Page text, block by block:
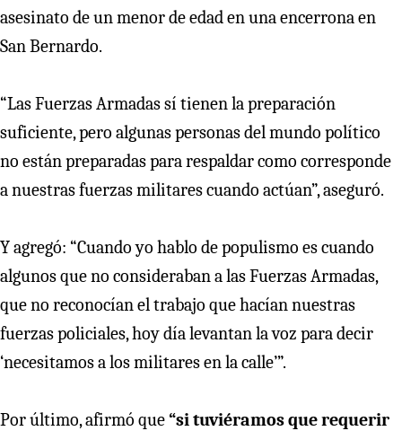
asesinato de un menor de edad en una encerrona en
San Bernardo.
“Las Fuerzas Armadas sí tienen la preparación
suficiente, pero algunas personas del mundo político
no están preparadas para respaldar como corresponde
a nuestras fuerzas militares cuando actúan”, aseguró.
Y agregó: “Cuando yo hablo de populismo es cuando
algunos que no consideraban a las Fuerzas Armadas,
que no reconocían el trabajo que hacían nuestras
fuerzas policiales, hoy día levantan la voz para decir
‘necesitamos a los militares en la calle’”.
Por último, afirmó que“si tuviéramos que requerir